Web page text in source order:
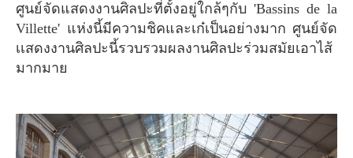
ศูนย์จัดแสดงงานศิลปะที่ตั้งอยู่ใกล้ๆกับ 'Bassins de la
Villette' แห่งนี้มีความชิคและเก๋เป็นอย่างมาก ศูนย์จัด
เเสดงงานศิลปะนี้รวบรวมผลงานศิลปะร่วมสมัยเอาไส้
มากมาย